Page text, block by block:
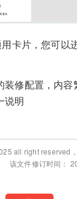
卡片，您可以
装修配置，内容
说明
all right reserved
该文件修订时间：